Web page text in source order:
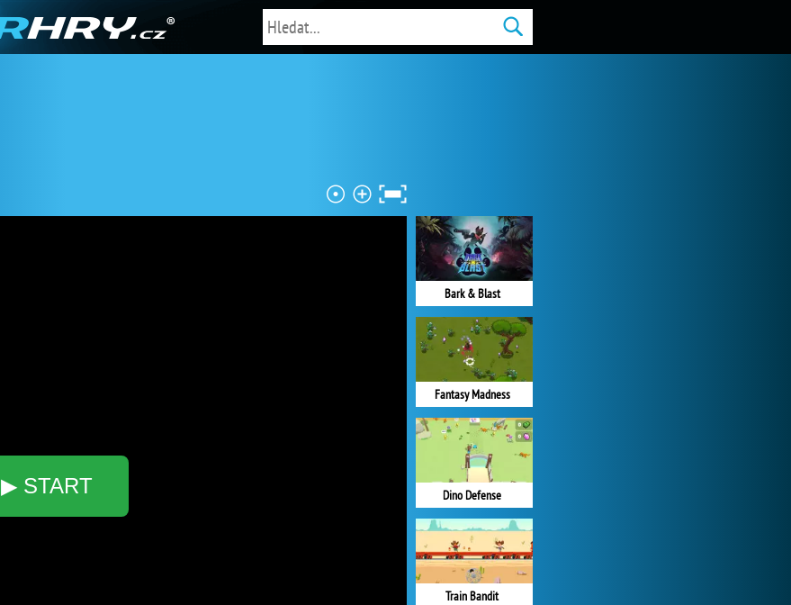
▶ START
Bark & Blast
Fantasy Madness
Dino Defense
Train Bandit